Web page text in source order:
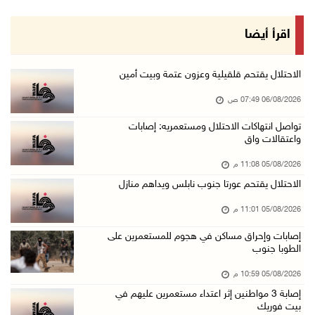
الرئيس يقلد قامات وطنية ومؤسسين في "اتحاد الك ...
قوات الاحتلال تنصب حاجزا عسكريا شرق بيت لحم
05/آب/2026 08:05 م
باسم الرئيس: وزير الداخلية يمنح العميد جيسون ...
05/آب/2026 07:50 م
الاحتلال يقتحم كفر مالك ودير جرير ومستعمرون ي ...
"التربية" تخرج الفوج الأول من مدربي المعلمين ...
05/آب/2026 06:44 م
عبد السلام السيد يفوز بترشيح الديمقراطيين لمج ...
اقرأ أيضا
الاحتلال يقتحم قلقيلية وعزون عتمة وبيت أمين
06/08/2026 07:49 ص
تواصل انتهاكات الاحتلال ومستعمريه: إصابات
واعتقالات واق
05/08/2026 11:08 م
الاحتلال يقتحم عورتا جنوب نابلس ويداهم منازل
05/08/2026 11:01 م
إصابات وإحراق مساكن في هجوم للمستعمرين على
الطوبا جنوب
05/08/2026 10:59 م
إصابة 3 مواطنين إثر اعتداء مستعمرين عليهم في
بيت فوريك